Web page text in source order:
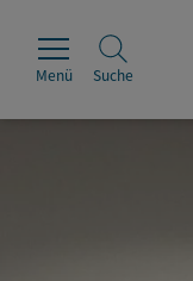
Menü Suche